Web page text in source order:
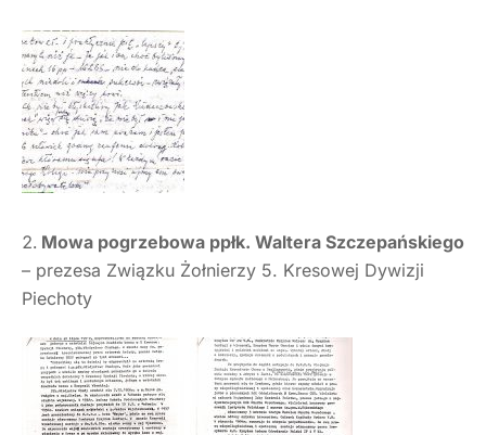
Mowa pogrzebowa ppłk. Waltera Szczepańskiego
– prezesa Związku Żołnierzy 5. Kresowej Dywizji
Piechoty